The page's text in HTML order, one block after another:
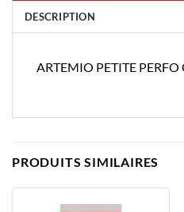
DESCRIPTION
ARTEMIO PETITE PERFO
PRODUITS SIMILAIRES